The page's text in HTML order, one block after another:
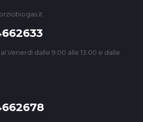
Venerdì dalle 9:00 alle 13:00 e dalle